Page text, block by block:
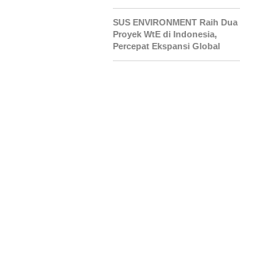
SUS ENVIRONMENT Raih Dua
Proyek WtE di Indonesia,
Percepat Ekspansi Global